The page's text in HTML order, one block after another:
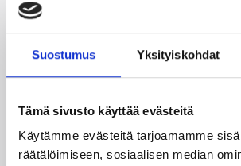
Suostumus Yksityiskohdat
Tämä sivusto käyttää evästeitä
Käytämme evästeitä tarjoamamme
räätälöimiseen, sosiaalisen median
9 Mäki
a
4
994
20
1
ma
Jere
1
30.1.
199
3